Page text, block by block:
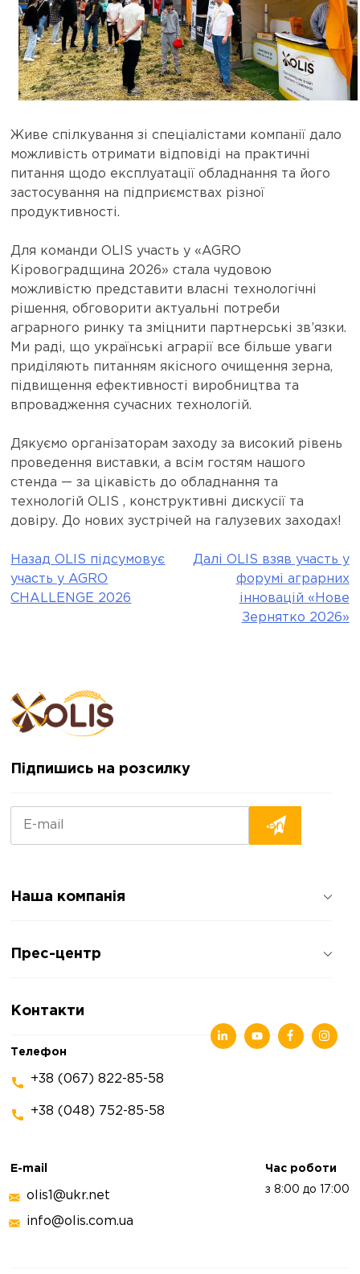
Живе спілкування зі спеціалістами компанії дало
можливість отримати відповіді на практичні
питання щодо експлуатації обладнання та його
застосування на підприємствах різної
продуктивності.
Для команди OLIS участь у «AGRO
Кіровоградщина 2026» стала чудовою
можливістю представити власні технологічні
рішення, обговорити актуальні потреби
аграрного ринку та зміцнити партнерські зв’язки.
Ми раді, що українські аграрії все більше уваги
приділяють питанням якісного очищення зерна,
підвищення ефективності виробництва та
впровадження сучасних технологій.
Дякуємо організаторам заходу за високий рівень
проведення виставки, а всім гостям нашого
стенда — за цікавість до обладнання та
технологій OLIS , конструктивні дискусії та
довіру. До нових зустрічей на галузевих заходах!
Post
navigation
Назад OLIS підсумовує
участь у AGRO
CHALLENGE 2026
Далі OLIS взяв участь у
форумі аграрних
інновацій «Нове
Зернятко 2026»
Підпишись на розсилку
Наша компанія
Відгуки про компанію
Прес-центр
Статті
Контакти
Телефон
+38 (067) 822-85-58
+38 (048) 752-85-58
E-mail
olis1@ukr.net
info@olis.com.ua
Час роботи
з 8:00 до 17:00